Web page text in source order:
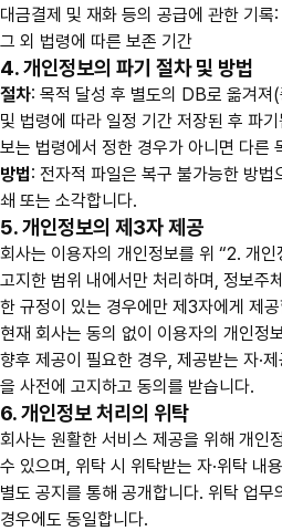
대금결제 및 재화 등의 공급에 관한 기록
그 외 법령에 따른 보존 기간
4. 개인정보의 파기 절차 및 방법
절차: 목적 달성 후 별도의 DB로 옮겨져
및 법령에 따라 일정 기간 저장된 후 파
보는 법령에서 정한 경우가 아니면 다른
방법: 전자적 파일은 복구 불가능한 방
쇄 또는 소각합니다.
5. 개인정보의 제3자 제공
회사는 이용자의 개인정보를 위 “2. 개
고지한 범위 내에서만 처리하며, 정보주
한 규정이 있는 경우에만 제3자에게 제
현재 회사는 동의 없이 이용자의 개인정
향후 제공이 필요한 경우, 제공받는 자·
을 사전에 고지하고 동의를 받습니다.
6. 개인정보 처리의 위탁
회사는 원활한 서비스 제공을 위해 개인
수 있으며, 위탁 시 위탁받는 자·위탁 내
별도 공지를 통해 공개합니다. 위탁 업
경우에도 동일합니다.